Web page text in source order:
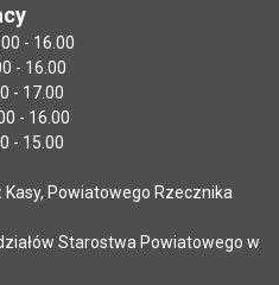
- 16.00
16.00
17.00
- 16.00
15.00
Kasy, Powiatowego Rzecznika
Starostwa Powiatowego w